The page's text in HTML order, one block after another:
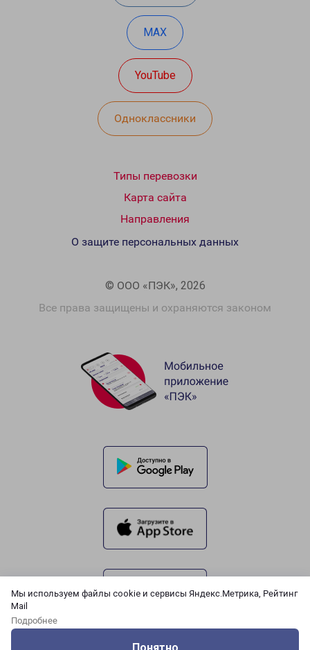
Мы используем файлы cookie и сервисы Яндекс.Метрика, Рейтинг
Mail
Подробнее
MAX
YouTube
Одноклассники
Типы перевозки
Карта сайта
Направления
© ООО «ПЭК», 2026
Все права защищены и охраняются законом
О защите персональных данных